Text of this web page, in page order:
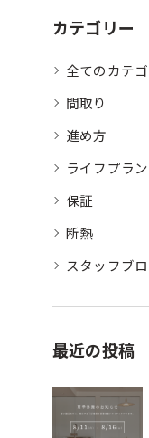
カテゴリー
全てのカテ
間取り
進め方
ライフプラ
保証
断熱
スタッフブ
最近の投稿